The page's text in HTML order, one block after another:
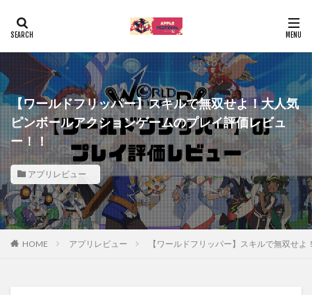
【ワールドフリッパー】スキルで無双せよ！大人気
ピンボールアクションゲームのプレイ評価レビュ
ー！！
アプリレビュー
HOME アプリレビュー 【ワールドフリッパー】スキルで無双せ